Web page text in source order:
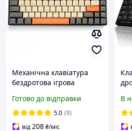
Механічна клавіатура
бездротова ігрова
клавіш геймерська
червоні свічі укр
розкладка на свічках
Готово до відправки
5.0 (9)
від208₴/міс
В